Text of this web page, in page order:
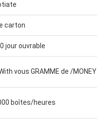
carton
jour ouvrable
vous GRAMME de /MONEY
boîtes/heures